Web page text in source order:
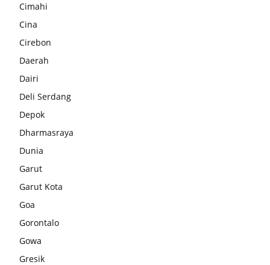
Cimahi
Cina
Cirebon
Daerah
Dairi
Deli Serdang
Depok
Dharmasraya
Dunia
Garut
Garut Kota
Goa
Gorontalo
Gowa
Gresik